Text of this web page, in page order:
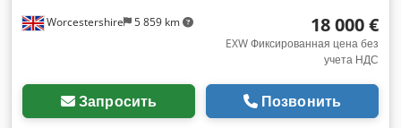
Worcestershire 5 859 km 18 000 €
EXW Фиксированная цена без
учета НДС
Запросить Позвонить